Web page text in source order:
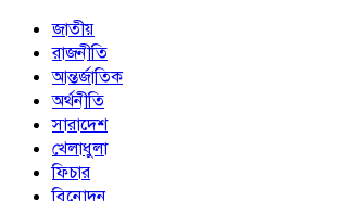
জাতীয়
রাজনীতি
আন্তর্জাতিক
অর্থনীতি
সারাদেশ
খেলাধুলা
ফিচার
বিনোদন